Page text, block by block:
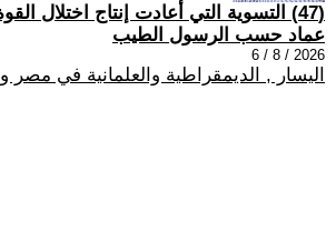
(47) التسوية التي أعادت إنتاج اختلال القوة
عماد حسب الرسول الطيب
2026 / 8 / 6
اليسار , الديمقراطية والعلمانية في مصر